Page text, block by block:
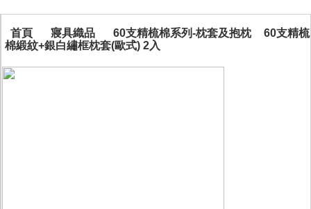
首頁 寢具織品 60支精梳棉系列-枕套及抱枕
60支精梳
棉緞紋+銀白繡框枕套(歐式) 2入